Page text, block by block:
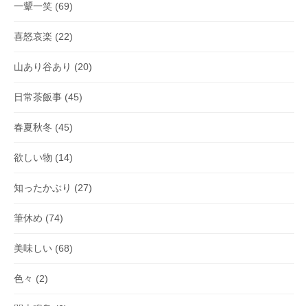
一顰一笑 (69)
喜怒哀楽 (22)
山あり谷あり (20)
日常茶飯事 (45)
春夏秋冬 (45)
欲しい物 (14)
知ったかぶり (27)
筆休め (74)
美味しい (68)
色々 (2)